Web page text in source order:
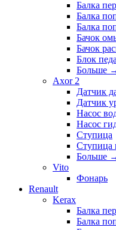
Балка
Балка
Балка
Бачок
Бачок
Блок
Больше
Axor 2
Датчик
Датчик
Насос
Насос
Ступица
Ступица
Больше
Vito
Фонарь
Renault
Kerax
Балка
Балка